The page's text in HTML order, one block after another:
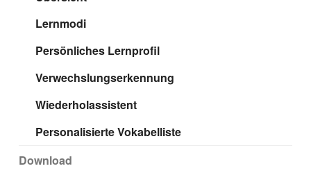
Lernmodi
Persönliches Lernprofil
Verwechslungserkennung
Wiederholassistent
Personalisierte Vokabelliste
Download